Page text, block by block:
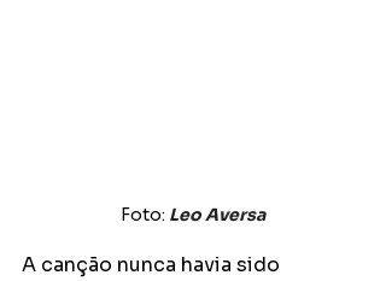
Foto: Leo Aversa
A canção nunca havia sido